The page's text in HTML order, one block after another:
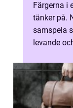
Färgerna i
tänker på.
samspela
levande